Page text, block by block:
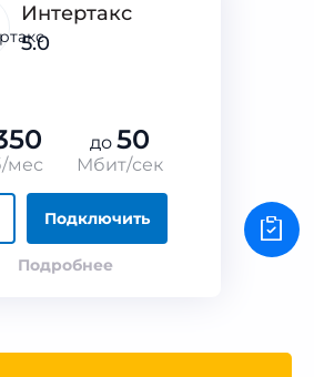
Интертакс
5.0
мес
до 50
Мбит/сек
Подключить
Подробнее